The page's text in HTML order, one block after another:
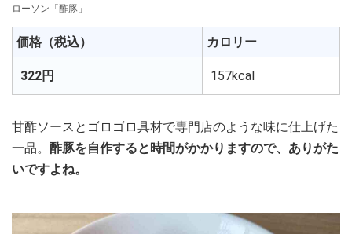
ローソン「酢豚」
価格（税込） カロリー
322円 157kcal
甘酢ソースとゴロゴロ具材で専門店のような味に仕上げた
一品。 酢豚を自作すると時間がかかりますので、ありがた
いですよね。